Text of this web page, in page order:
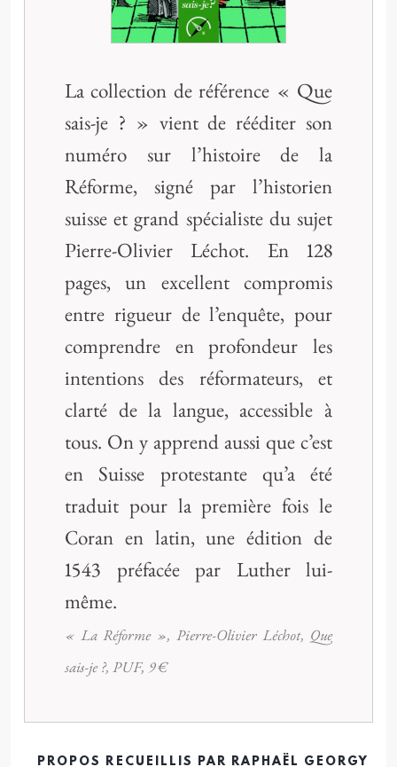
La collection de référence « Que
sais-je ? » vient de rééditer son
numéro sur l’histoire de la
Réforme, signé par l’historien
suisse et grand spécialiste du sujet
Pierre-Olivier Léchot. En 128
pages, un excellent compromis
entre rigueur de l’enquête, pour
comprendre en profondeur les
intentions des réformateurs, et
clarté de la langue, accessible à
tous. On y apprend aussi que c’est
en Suisse protestante qu’a été
traduit pour la première fois le
Coran en latin, une édition de
1543 préfacée par Luther lui-
même.
« La Réforme », Pierre-Olivier Léchot, Que
sais-je ?, PUF, 9 €
PROPOS RECUEILLIS PAR RAPHAËL GEORGY